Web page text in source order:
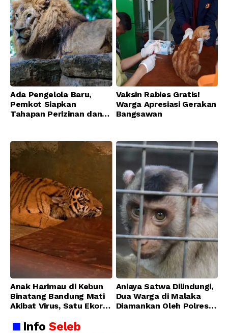
Ada Pengelola Baru,
Pemkot Siapkan
Tahapan Perizinan dan
Vaksin Rabies Gratis!
Warga Apresiasi Gerakan
Bangsawan
Anak Harimau di Kebun
Binatang Bandung Mati
Akibat Virus, Satu Ekor
Membaik
Aniaya Satwa Dilindungi,
Dua Warga di Malaka
Diamankan Oleh Polres
InfoSeleb